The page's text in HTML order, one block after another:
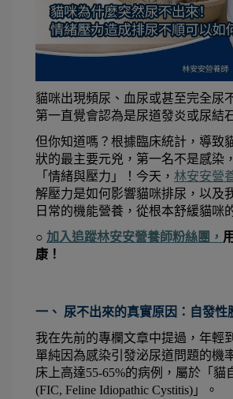
貓咪出現頻尿、血尿或甚至完全尿
第一直覺會認為是尿道發炎或尿結
但你知道嗎？根據臨床統計，導致
狀的最主要元兇，第一名不是感染
「情緒與壓力」！今天， 林安安營
解壓力是如何影響貓咪排尿，以及
日常的機能營養，從根本舒緩貓咪
○ 加入追蹤林安安營養師粉絲團，
康！
一、 尿不出來的真實原因：自發性
我在先前的專欄文章中提過，年輕
單純因為感染引發泌尿道問題的機
床上高達55-65%的病例，屬於「貓
(FIC, Feline Idiopathic Cystitis)」。